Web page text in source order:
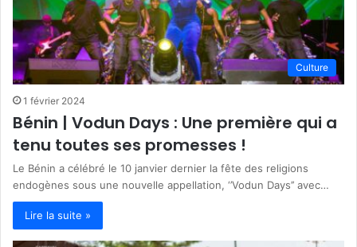
Culture
1 février 2024
Bénin | Vodun Days : Une première qui a
tenu toutes ses promesses !
Le Bénin a célébré le 10 janvier dernier la fête des religions
endogènes sous une nouvelle appellation, ‘’Vodun Days’’ avec…
Lire la suite »